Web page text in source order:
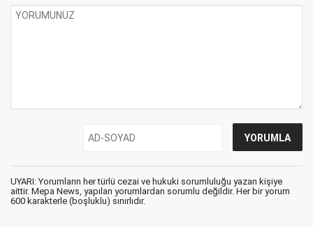
UYARI: Yorumların her türlü cezai ve hukuki sorumluluğu yazan kişiye
aittir. Mepa News, yapılan yorumlardan sorumlu değildir. Her bir yorum
600 karakterle (boşluklu) sınırlıdır.